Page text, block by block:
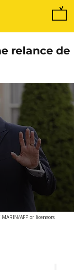
relance de
MARIN/AFP or licensors